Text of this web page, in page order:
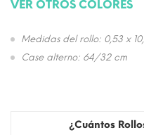
VER OTROS COLORES
Medidas del rollo: 0,53 x
Case alterno: 64/32 cm
¿Cuántos